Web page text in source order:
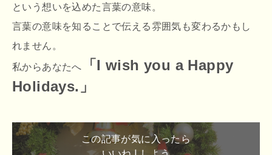
という想いを込めた言葉の意味。
言葉の意味を知ることで伝える雰囲気も変わるかもし
れません。
私からあなたへ
「I wish you a Happy
Holidays.」
この記事が気に入ったら